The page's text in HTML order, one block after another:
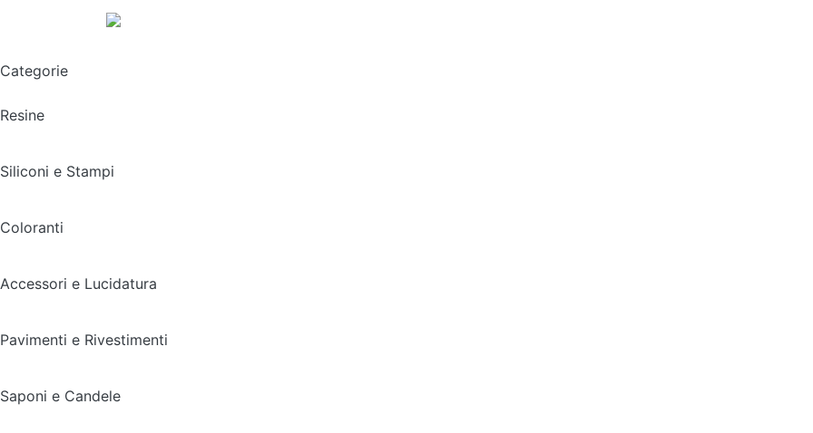
Categorie
Resine
Siliconi e Stampi
Coloranti
Accessori e Lucidatura
Pavimenti e Rivestimenti
Saponi e Candele